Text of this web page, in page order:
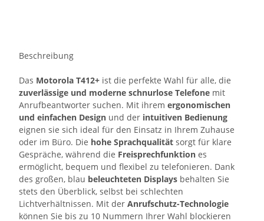
Beschreibung
Das Motorola T412+ ist die perfekte Wahl für alle, die
zuverlässige und moderne schnurlose Telefone mit
Anrufbeantworter suchen. Mit ihrem ergonomischen
und einfachen Design und der intuitiven Bedienung
eignen sie sich ideal für den Einsatz in Ihrem Zuhause
oder im Büro. Die hohe Sprachqualität sorgt für klare
Gespräche, während die Freisprechfunktion es
ermöglicht, bequem und flexibel zu telefonieren. Dank
des großen, blau beleuchteten Displays behalten Sie
stets den Überblick, selbst bei schlechten
Lichtverhältnissen. Mit der Anrufschutz-Technologie
können Sie bis zu 10 Nummern Ihrer Wahl blockieren